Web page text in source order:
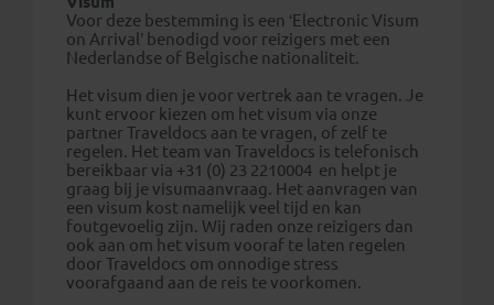
Voor deze bestemming is een ‘Electronic Visum
on Arrival’ benodigd voor reizigers met een
Nederlandse of Belgische nationaliteit.
Het visum dien je voor vertrek aan te vragen. Je
kunt ervoor kiezen om het visum via onze
partner Traveldocs aan te vragen, of zelf te
regelen. Het team van Traveldocs is telefonisch
bereikbaar via +31 (0) 23 2210004 en helpt je
graag bij je visumaanvraag. Het aanvragen van
een visum kost namelijk veel tijd en kan
foutgevoelig zijn. Wij raden onze reizigers dan
ook aan om het visum vooraf te laten regelen
door Traveldocs om onnodige stress
voorafgaand aan de reis te voorkomen.